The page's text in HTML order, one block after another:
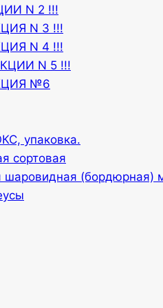
N 2 !!!
N 3 !!!
N 4 !!!
N 5 !!!
№6
упаковка.
сортовая
шаровидная (бордюрная)